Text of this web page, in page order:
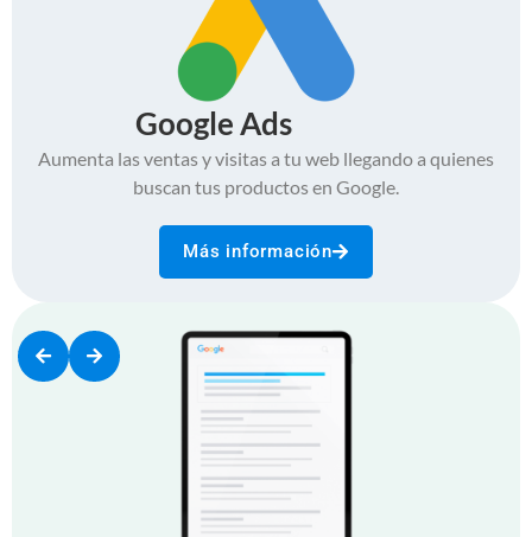
Google Ads
Aumenta las ventas y visitas a tu web llegando a quienes
buscan tus productos en Google.
Más información